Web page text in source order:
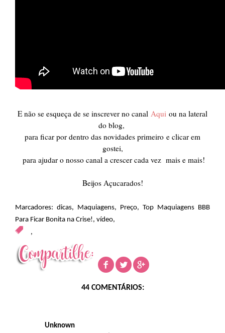
E não se esqueça de se inscrever no canal Aqui ou na lateral
do blog,
para ficar por dentro das novidades primeiro e clicar em
gostei,
para ajudar o nosso canal a crescer cada vez mais e mais!
Beijos Açucarados!
Marcadores: dicas, Maquiagens, Preço, Top Maquiagens BBB
Para Ficar Bonita na Crise!, vídeo,
,
44 COMENTÁRIOS:
Unknown